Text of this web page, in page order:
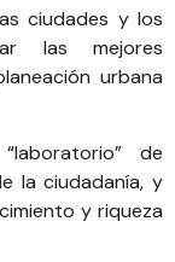
ciudades y los
las mejores
urbana
de
la ciudadanía, y
y riqueza